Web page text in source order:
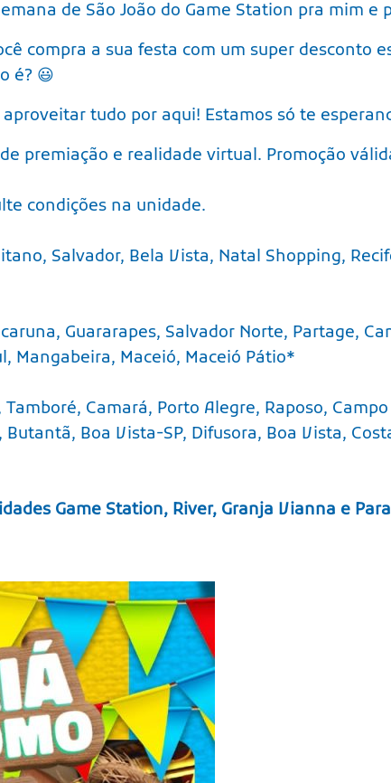
de São João do Game Station pra mim e
compra a sua festa com um super desconto
é? 😃
tudo por aqui! Estamos só te
premiação e realidade virtual. Promoção
condições na unidade.
Salvador, Bela Vista, Natal Shopping,
Guararapes, Salvador Norte, Partage,
Mangabeira, Maceió, Maceió Pátio*
Camará, Porto Alegre, Raposo,
Boa Vista-SP, Difusora, Boa Vista,
Game Station, River, Granja Vianna e